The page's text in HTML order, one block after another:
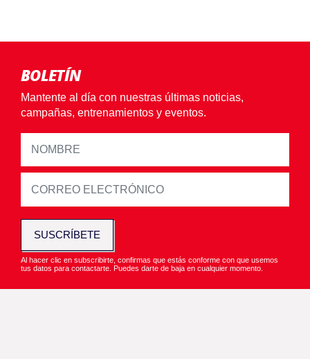
BOLETÍN
Mantente al día con nuestras últimas noticias,
campañas, entrenamientos y eventos.
SUSCRÍBETE
Al hacer clic en subscribirte, confirmas que estás conforme con que usemos
tus datos para contactarte. Puedes darte de baja en cualquier momento.